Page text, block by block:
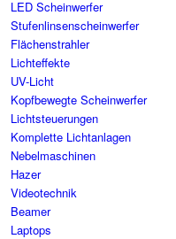
LED Scheinwerfer
Stufenlinsenscheinwerfer
Flächenstrahler
Lichteffekte
UV-Licht
Kopfbewegte Scheinwerfer
Lichtsteuerungen
Komplette Lichtanlagen
Nebelmaschinen
Hazer
Videotechnik
Beamer
Laptops